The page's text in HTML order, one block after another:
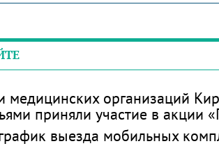
медицинских организаций
приняли участие в акции
выезда мобильных